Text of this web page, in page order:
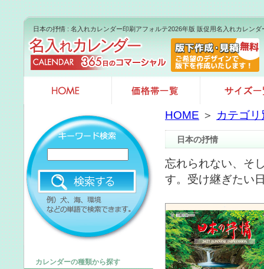
日本の抒情 : 名入れカレンダー印刷アフォルテ2026年版 販促用名入れカレンダ
カレンダーの種類から探す
HOME ＞ カテゴ
日本の抒情
忘れられない、そ
す。受け継ぎたい